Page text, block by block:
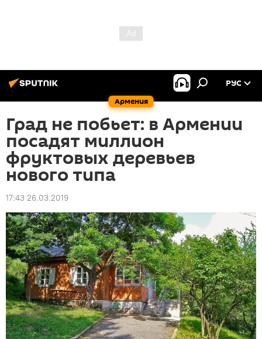
Армения
РУС
Град не побьет: в Армении
посадят миллион
фруктовых деревьев
нового типа
17:43 26.03.2019